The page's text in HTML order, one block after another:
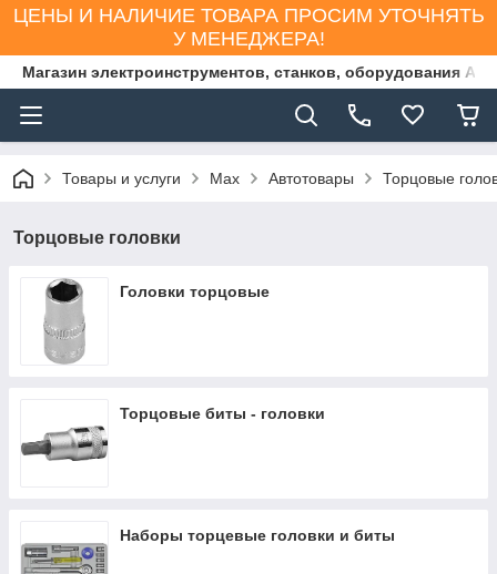
ЦЕНЫ И НАЛИЧИЕ ТОВАРА ПРОСИМ УТОЧНЯТЬ
У МЕНЕДЖЕРА!
Магазин электроинструментов, станков, оборудования
Товары и услуги Max Автотовары Торцовые
Торцовые головки
Головки торцовые
Торцовые биты - головки
Наборы торцевые головки и биты